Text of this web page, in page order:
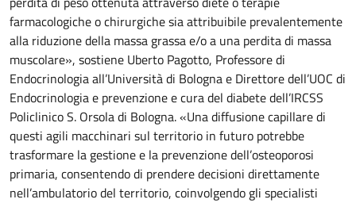
farmacologiche o chirurgiche sia attribuibile prevalentemente
alla riduzione della massa grassa e/o a una perdita di massa
muscolare», sostiene Uberto Pagotto, Professore di
Endocrinologia all’Università di Bologna e Direttore dell’UOC di
Endocrinologia e prevenzione e cura del diabete dell’IRCSS
Policlinico S. Orsola di Bologna. «Una diffusione capillare di
questi agili macchinari sul territorio in futuro potrebbe
trasformare la gestione e la prevenzione dell’osteoporosi
primaria, consentendo di prendere decisioni direttamente
nell’ambulatorio del territorio, coinvolgendo gli specialisti